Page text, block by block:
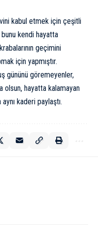
kabul etmek için çeşitli
bunu kendi hayatta
geçimini
için yapmıştır.
gününü göremeyenler,
hayatta kalamayan
kaderi paylaştı.